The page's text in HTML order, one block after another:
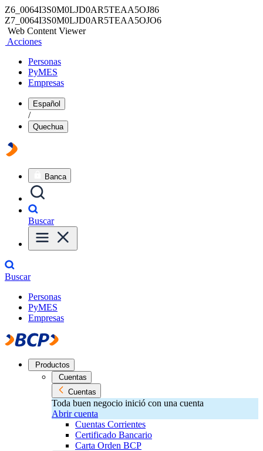
Z6_0064I3S0M0LJD0AR5TEAA5OJ86
Z7_0064I3S0M0LJD0AR5TEAA5OJO6
Web Content Viewer
Acciones
Personas
PyMES
Empresas
Español
/
Quechua
Banca
Buscar
Buscar
Personas
PyMES
Empresas
Productos
Cuentas
Cuentas
Toda buen negocio inició con una cuenta
Abrir cuenta
Cuentas Corrientes
Certificado Bancario
Carta Orden BCP